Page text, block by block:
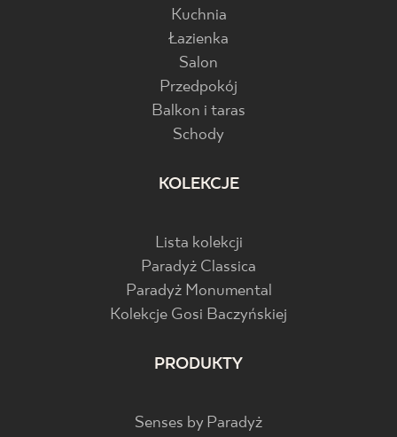
Kuchnia
Łazienka
Salon
Przedpokój
Balkon i taras
Schody
KOLEKCJE
Lista kolekcji
Paradyż Classica
Paradyż Monumental
Kolekcje Gosi Baczyńskiej
PRODUKTY
Senses by Paradyż